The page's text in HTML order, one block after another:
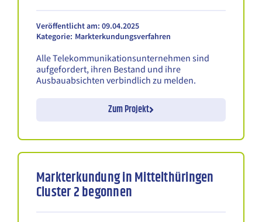
Veröffentlicht am: 09.04.2025
Kategorie: Markterkundungsverfahren
Alle Telekommunikationsunternehmen sind
aufgefordert, ihren Bestand und ihre
Ausbauabsichten verbindlich zu melden.
Zum Projekt
Markterkundung in Mittelthüringen
Cluster 2 begonnen